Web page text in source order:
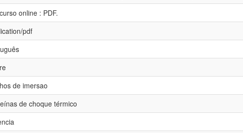
online : PDF.
pdf
de imersao
de choque térmico